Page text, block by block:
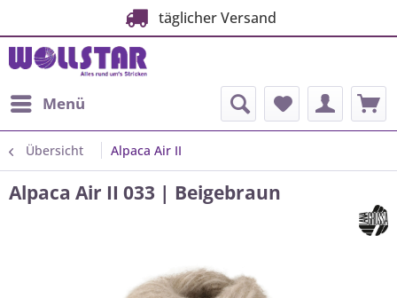
täglicher Versand
Menü
Übersicht Alpaca Air II
Alpaca Air II 033 | Beigebraun